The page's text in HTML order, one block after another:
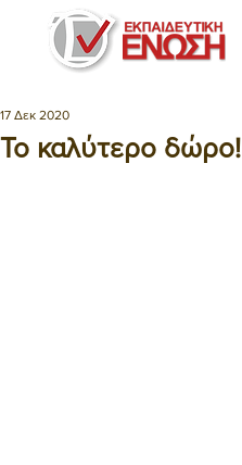
Το καλύτερο δώρο!
17 Δεκ 2020